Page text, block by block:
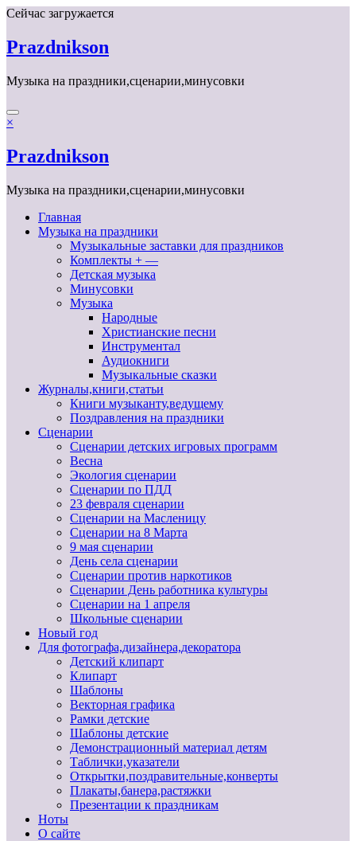
Перейти
содержимому
Сейчас загружается
Prazdnikson
Музыка на праздники,сценарии,минусовки
×
Prazdnikson
Музыка на праздники,сценарии,минусовки
Главная
Музыка на праздники
Музыкальные заставки для праздников
Комплекты + —
Детская музыка
Минусовки
Музыка
Народные
Христианские песни
Инструментал
Аудиокниги
Музыкальные сказки
Журналы,книги,статьи
Книги музыканту,ведущему
Поздравления на праздники
Сценарии
Сценарии детских игровых программ
Весна
Экология сценарии
Сценарии по ПДД
23 февраля сценарии
Сценарии на Масленицу
Сценарии на 8 Марта
9 мая сценарии
День села сценарии
Сценарии против наркотиков
Сценарии День работника культуры
Сценарии на 1 апреля
Школьные сценарии
Новый год
Для фотографа,дизайнера,декоратора
Детский клипарт
Клипарт
Шаблоны
Векторная графика
Рамки детские
Шаблоны детские
Демонстрационный материал детям
Таблички,указатели
Открытки,поздравительные,конверты
Плакаты,банера,растяжки
Презентации к праздникам
Ноты
О сайте